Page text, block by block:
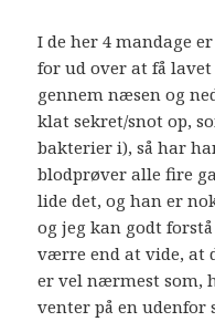
I de her 4 mandage
for ud over at få
gennem næsen og
klat sekret/snot op,
bakterier i), så har
blodprøver alle fire
lide det, og han er
og jeg kan godt
værre end at vide, at
er vel nærmest som,
venter på en